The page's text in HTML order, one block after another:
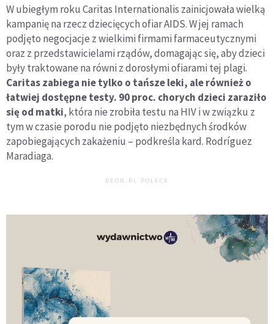
W ubiegłym roku Caritas Internationalis zainicjowała wielką
kampanię na rzecz dziecięcych ofiar AIDS. W jej ramach
podjęto negocjacje z wielkimi firmami farmaceutycznymi
oraz z przedstawicielami rządów, domagając się, aby dzieci
były traktowane na równi z dorosłymi ofiarami tej plagi.
Caritas zabiega nie tylko o tańsze leki, ale również o
łatwiej dostępne testy. 90 proc. chorych dzieci zaraziło
się od matki, która nie zrobiła testu na HIV i w związku z
tym w czasie porodu nie podjęto niezbędnych środków
zapobiegających zakażeniu – podkreśla kard. Rodríguez
Maradiaga.
DEON.PL POLECA